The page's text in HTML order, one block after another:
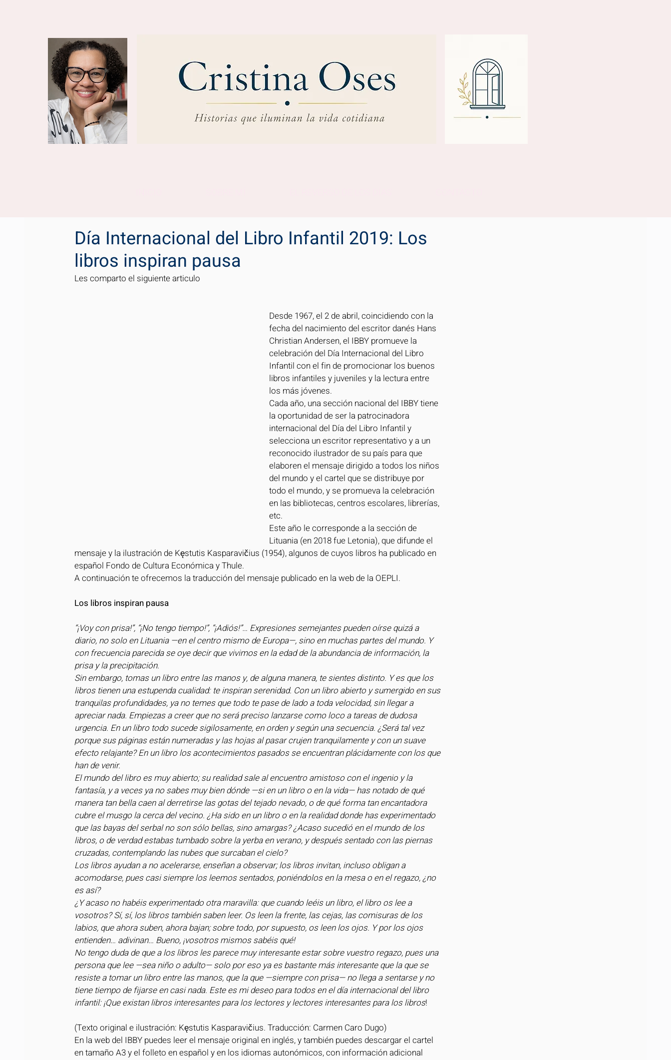
Día Internacional del Libro Infantil 2019: Los
libros inspiran pausa
Les comparto el siguiente articulo
Desde 1967, el 2 de abril, coincidiendo con la
fecha del nacimiento del escritor danés Hans
Christian Andersen, el IBBY promueve la
celebración del Día Internacional del Libro
Infantil con el fin de promocionar los buenos
libros infantiles y juveniles y la lectura entre
los más jóvenes.
Cada año, una sección nacional del IBBY tiene
la oportunidad de ser la patrocinadora
internacional del Día del Libro Infantil y
selecciona un escritor representativo y a un
reconocido ilustrador de su país para que
elaboren el mensaje dirigido a todos los niños
del mundo y el cartel que se distribuye por
todo el mundo, y se promueva la celebración
en las bibliotecas, centros escolares, librerías,
etc.
Este año le corresponde a la sección de
Lituania (en 2018 fue Letonia), que difunde el
mensaje y la ilustración de Kęstutis Kasparavičius (1954), algunos de cuyos libros ha publicado en
español Fondo de Cultura Económica y Thule.
A continuación te ofrecemos la traducción del mensaje publicado en la web de la OEPLI.
Los libros inspiran pausa
“¡Voy con prisa!”, “¡No tengo tiempo!”, “¡Adiós!”… Expresiones semejantes pueden oírse quizá a
diario, no solo en Lituania —en el centro mismo de Europa—, sino en muchas partes del mundo. Y
con frecuencia parecida se oye decir que vivimos en la edad de la abundancia de información, la
prisa y la precipitación.
Sin embargo, tomas un libro entre las manos y, de alguna manera, te sientes distinto. Y es que los
libros tienen una estupenda cualidad: te inspiran serenidad. Con un libro abierto y sumergido en sus
tranquilas profundidades, ya no temes que todo te pase de lado a toda velocidad, sin llegar a
apreciar nada. Empiezas a creer que no será preciso lanzarse como loco a tareas de dudosa
urgencia. En un libro todo sucede sigilosamente, en orden y según una secuencia. ¿Será tal vez
porque sus páginas están numeradas y las hojas al pasar crujen tranquilamente y con un suave
efecto relajante? En un libro los acontecimientos pasados se encuentran plácidamente con los que
han de venir.
El mundo del libro es muy abierto; su realidad sale al encuentro amistoso con el ingenio y la
fantasía, y a veces ya no sabes muy bien dónde —si en un libro o en la vida— has notado de qué
manera tan bella caen al derretirse las gotas del tejado nevado, o de qué forma tan encantadora
cubre el musgo la cerca del vecino. ¿Ha sido en un libro o en la realidad donde has experimentado
que las bayas del serbal no son sólo bellas, sino amargas? ¿Acaso sucedió en el mundo de los
libros, o de verdad estabas tumbado sobre la yerba en verano, y después sentado con las piernas
cruzadas, contemplando las nubes que surcaban el cielo?
Los libros ayudan a no acelerarse, enseñan a observar; los libros invitan, incluso obligan a
acomodarse, pues casi siempre los leemos sentados, poniéndolos en la mesa o en el regazo, ¿no
es así?
¿Y acaso no habéis experimentado otra maravilla: que cuando leéis un libro, el libro os lee a
vosotros? Sí, sí, los libros también saben leer. Os leen la frente, las cejas, las comisuras de los
labios, que ahora suben, ahora bajan; sobre todo, por supuesto, os leen los ojos. Y por los ojos
entienden… adivinan… Bueno, ¡vosotros mismos sabéis qué!
No tengo duda de que a los libros les parece muy interesante estar sobre vuestro regazo, pues una
persona que lee —sea niño o adulto— solo por eso ya es bastante más interesante que la que se
resiste a tomar un libro entre las manos, que la que —siempre con prisa— no llega a sentarse y no
tiene tiempo de fijarse en casi nada. Este es mi deseo para todos en el día internacional del libro
infantil: ¡Que existan libros interesantes para los lectores y lectores interesantes para los libros!
(Texto original e ilustración: Kęstutis Kasparavičius. Traducción: Carmen Caro Dugo)
En la web del IBBY puedes leer el mensaje original en inglés, y también puedes descargar el cartel
en tamaño A3 y el folleto en español y en los idiomas autonómicos, con información adicional